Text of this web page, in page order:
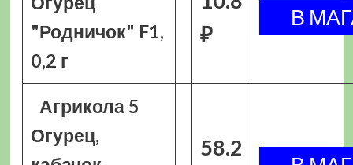
"Родничок" F1,
0,2 г
₽
Агрикола 5
Огурец,
58.2